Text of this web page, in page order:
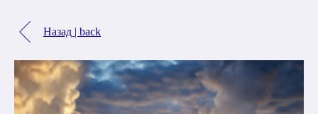
Назад | back